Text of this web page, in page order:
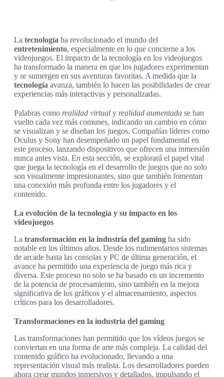
La tecnología ha revolucionado el mundo del
entretenimiento, especialmente en lo que concierne a los
videojuegos. El impacto de la tecnología en los videojuegos
ha transformado la manera en que los jugadores experimentan
y se sumergen en sus aventuras favoritas. A medida que la
tecnología avanza, también lo hacen las posibilidades de crear
experiencias más interactivas y personalizadas.
Palabras como realidad virtual y realidad aumentada se han
vuelto cada vez más comunes, indicando un cambio en cómo
se visualizan y se diseñan los juegos. Compañías líderes como
Oculus y Sony han desempeñado un papel fundamental en
este proceso, lanzando dispositivos que ofrecen una inmersión
nunca antes vista. En esta sección, se explorará el papel vital
que juega la tecnología en el desarrollo de juegos que no solo
son visualmente impresionantes, sino que también fomentan
una conexión más profunda entre los jugadores y el
contenido.
La evolución de la tecnología y su impacto en los
videojuegos
La transformación en la industria del gaming ha sido
notable en los últimos años. Desde los rudimentarios sistemas
de arcade hasta las consolas y PC de última generación, el
avance ha permitido una experiencia de juego más rica y
diversa. Este proceso no solo se ha basado en un incremento
de la potencia de procesamiento, sino también en la mejora
significativa de los gráficos y el almacenamiento, aspectos
críticos para los desarrolladores.
Transformaciones en la industria del gaming
Las transformaciones han permitido que los vídeos juegos se
conviertan en una forma de arte más compleja. La calidad del
contenido gráfico ha evolucionado, llevando a una
representación visual más realista. Los desarrolladores pueden
ahora crear mundos inmersivos y detallados, impulsando el